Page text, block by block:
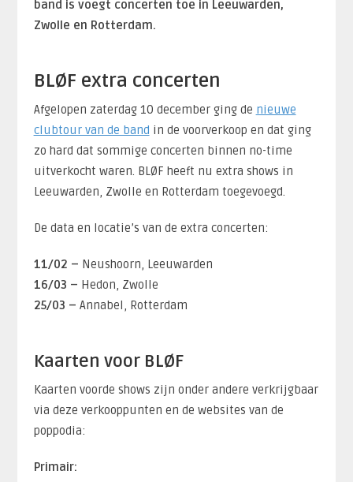
band is voegt concerten toe in Leeuwarden,
Zwolle en Rotterdam.
BLØF extra concerten
Afgelopen zaterdag 10 december ging de nieuwe
clubtour van de band in de voorverkoop en dat ging
zo hard dat sommige concerten binnen no-time
uitverkocht waren. BLØF heeft nu extra shows in
Leeuwarden, Zwolle en Rotterdam toegevoegd.
De data en locatie’s van de extra concerten:
11/02 – Neushoorn, Leeuwarden
16/03 – Hedon, Zwolle
25/03 – Annabel, Rotterdam
Kaarten voor BLØF
Kaarten voorde shows zijn onder andere verkrijgbaar
via deze verkooppunten en de websites van de
poppodia:
Primair: